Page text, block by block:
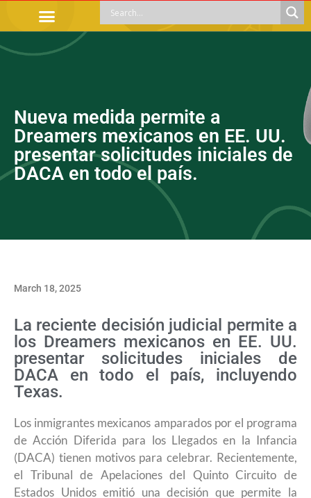
Nueva medida permite a
Dreamers mexicanos en EE. UU.
presentar solicitudes iniciales de
DACA en todo el país.
March 18, 2025
La reciente decisión judicial permite a
los Dreamers mexicanos en EE. UU.
presentar solicitudes iniciales de
DACA en todo el país, incluyendo
Texas.
Los inmigrantes mexicanos amparados por el programa
de Acción Diferida para los Llegados en la Infancia
(DACA) tienen motivos para celebrar. Recientemente,
el Tribunal de Apelaciones del Quinto Circuito de
Estados Unidos emitió una decisión que permite la